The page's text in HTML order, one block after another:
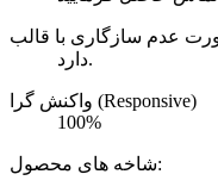
عدم سازگاری با قالب
دارد.
واکنش گرا (Responsive)
100%
شاخه های محصول: